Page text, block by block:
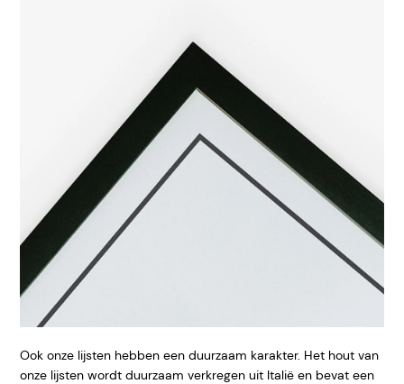
Ook onze lijsten hebben een duurzaam karakter. Het hout van
onze lijsten wordt duurzaam verkregen uit Italië en bevat een